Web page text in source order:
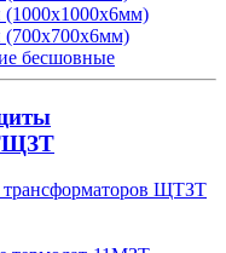
(1000х1000х6мм)
(700х700х6мм)
бесшовные
ЩТЗТ